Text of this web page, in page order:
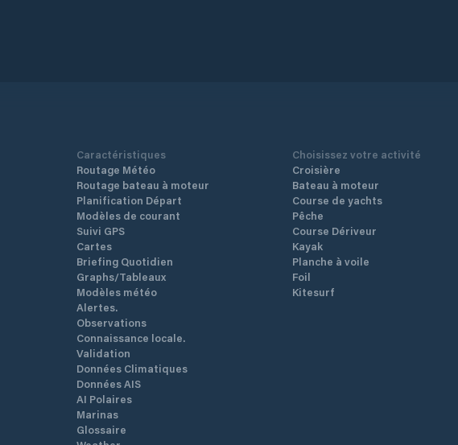
Caractéristiques
Routage Météo
Routage bateau à moteur
Planification Départ
Modèles de courant
Suivi GPS
Cartes
Briefing Quotidien
Graphs/Tableaux
Modèles météo
Alertes.
Observations
Connaissance locale.
Validation
Données Climatiques
Données AIS
AI Polaires
Marinas
Glossaire
Choisissez votre activité
Croisière
Bateau à moteur
Course de yachts
Pêche
Course Dériveur
Kayak
Planche à voile
Foil
Kitesurf